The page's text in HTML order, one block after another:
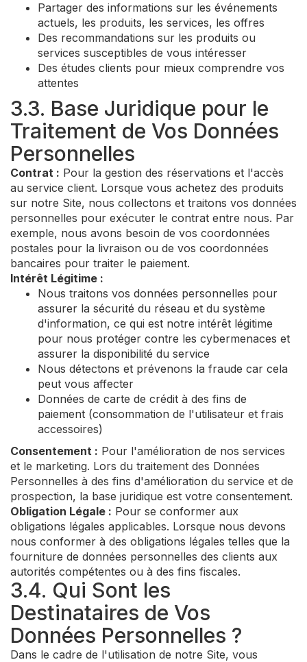
Partager des informations sur les événements
actuels, les produits, les services, les offres
Des recommandations sur les produits ou
services susceptibles de vous intéresser
Des études clients pour mieux comprendre vos
attentes
3.3. Base Juridique pour le
Traitement de Vos Données
Personnelles
Contrat : Pour la gestion des réservations et l'accès
au service client. Lorsque vous achetez des produits
sur notre Site, nous collectons et traitons vos données
personnelles pour exécuter le contrat entre nous. Par
exemple, nous avons besoin de vos coordonnées
postales pour la livraison ou de vos coordonnées
bancaires pour traiter le paiement.
Intérêt Légitime :
Nous traitons vos données personnelles pour
assurer la sécurité du réseau et du système
d'information, ce qui est notre intérêt légitime
pour nous protéger contre les cybermenaces et
assurer la disponibilité du service
Nous détectons et prévenons la fraude car cela
peut vous affecter
Données de carte de crédit à des fins de
paiement (consommation de l'utilisateur et frais
accessoires)
Consentement : Pour l'amélioration de nos services
et le marketing. Lors du traitement des Données
Personnelles à des fins d'amélioration du service et de
prospection, la base juridique est votre consentement.
Obligation Légale : Pour se conformer aux
obligations légales applicables. Lorsque nous devons
nous conformer à des obligations légales telles que la
fourniture de données personnelles des clients aux
autorités compétentes ou à des fins fiscales.
3.4. Qui Sont les
Destinataires de Vos
Données Personnelles ?
Dans le cadre de l'utilisation de notre Site, vous